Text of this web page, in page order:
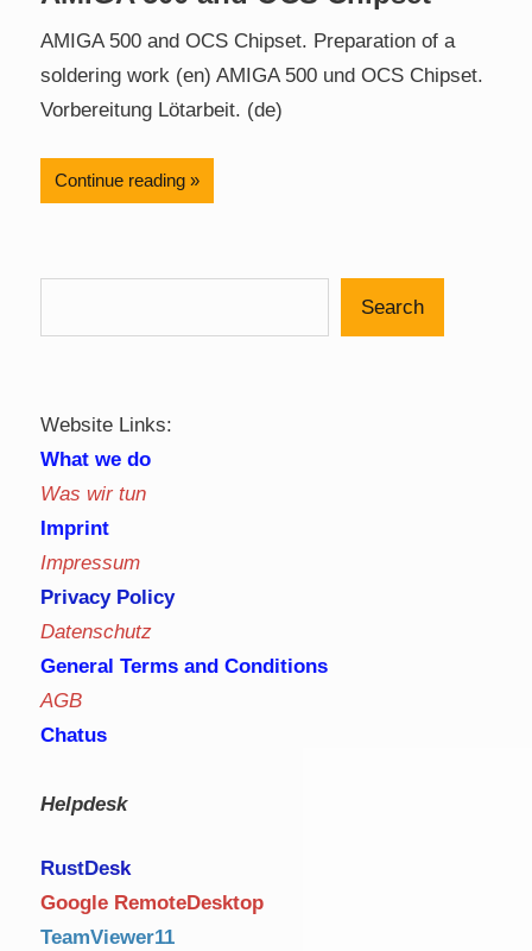
AMIGA 500 and OCS Chipset. Preparation of a
soldering work (en) AMIGA 500 und OCS Chipset.
Vorbereitung Lötarbeit. (de)
Continue reading
Search
Website Links:
What we do
Was wir tun
Imprint
Impressum
Privacy Policy
Datenschutz
General Terms and Conditions
AGB
Chatus
Helpdesk
RustDesk
Google RemoteDesktop
TeamViewer11